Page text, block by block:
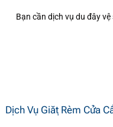
Bạn cần dịch vụ du đây
Dịch Vụ Giặt Rèm Cửa